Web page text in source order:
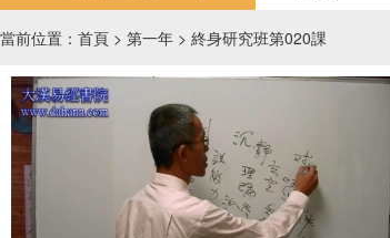
當前位置： 首頁 > 第一年 > 終身研究班第020課